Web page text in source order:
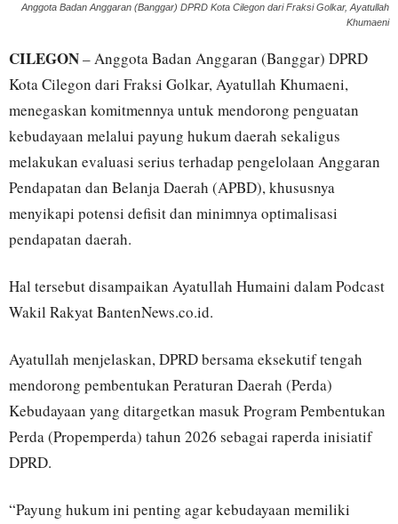
Anggota Badan Anggaran (Banggar) DPRD Kota Cilegon dari Fraksi Golkar, Ayatullah
Khumaeni
CILEGON– Anggota Badan Anggaran (Banggar) DPRD
Kota Cilegon dari Fraksi Golkar, Ayatullah Khumaeni,
menegaskan komitmennya untuk mendorong penguatan
kebudayaan melalui payung hukum daerah sekaligus
melakukan evaluasi serius terhadap pengelolaan Anggaran
Pendapatan dan Belanja Daerah (APBD), khususnya
menyikapi potensi defisit dan minimnya optimalisasi
pendapatan daerah.
Hal tersebut disampaikan Ayatullah Humaini dalam Podcast
Wakil Rakyat BantenNews.co.id.
Ayatullah menjelaskan, DPRD bersama eksekutif tengah
mendorong pembentukan Peraturan Daerah (Perda)
Kebudayaan yang ditargetkan masuk Program Pembentukan
Perda (Propemperda) tahun 2026 sebagai raperda inisiatif
DPRD.
“Payung hukum ini penting agar kebudayaan memiliki